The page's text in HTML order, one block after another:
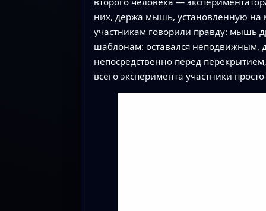
них, держа мышь, установленную на
участникам говорили правду: мышь
шаблонам: оставался неподвижным,
непосредственно перед
всего эксперимента участники